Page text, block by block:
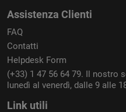
Assistenza Clienti
FAQ
Contatti
Helpdesk Form
(+33) 1 47 56 64 79. Il nostro
lunedì al venerdì, dalle 9 alle
Link utili